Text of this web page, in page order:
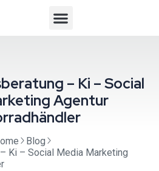
– Ki – Social
Agentur
Blog
Ki – Social Media Marketing